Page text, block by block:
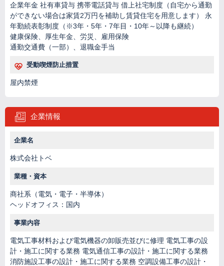
企業年金 社有車貸与 携帯電話貸与 借上社宅制度（自宅から通勤
ができない場合は家賃2万円を補助し賃貸住宅を用意します） 永
年勤続表彰制度（※3年・5年・7年目・10年～以降も継続）
健康保険、厚生年金、労災、雇用保険
通勤交通費（一部）、退職金手当
受動喫煙防止措置
屋内禁煙
企業情報
企業名
株式会社トベ
業種・資本
商社系（電気・電子・半導体）
ヘッドオフィス：国内
事業内容
電気工事材料および電気機器の卸販売並びに修理 電気工事の設
計・施工に関する業務 電気通信工事の設計・施工に関する業務
消防施設工事の設計・施工に関する業務 空調設備工事の設計・